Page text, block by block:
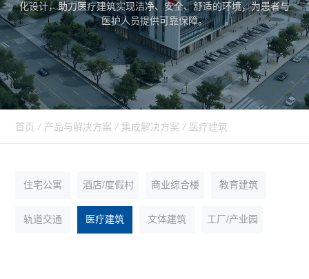
化设计，助力医疗建筑实现洁净、安全、舒适的环境，为患者与
医护人员提供可靠保障。
首页 / 产品与解决方案 / 集成解决方案 / 医疗建筑
住宅公寓 酒店/度假村 商业综合楼 教育建筑
轨道交通 医疗建筑 文体建筑 工厂/产业园